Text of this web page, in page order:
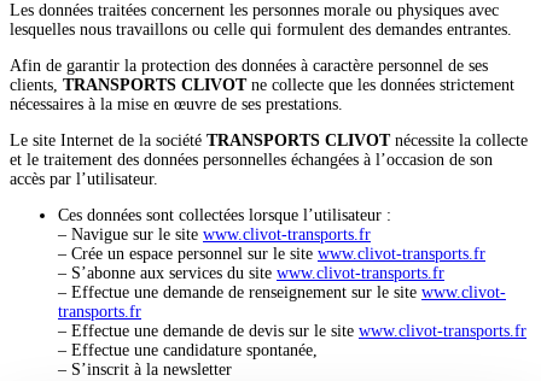
Les données traitées concernent les personnes morale ou physiques avec
lesquelles nous travaillons ou celle qui formulent des demandes entrantes.
Afin de garantir la protection des données à caractère personnel de ses
clients, TRANSPORTS CLIVOTne collecte que les données strictement
nécessaires à la mise en œuvre de ses prestations.
Le site Internet de la société TRANSPORTS CLIVOTnécessite la collecte
et le traitement des données personnelles échangées à l’occasion de son
accès par l’utilisateur.
Ces données sont collectées lorsque l’utilisateur :
– Navigue sur le site www.clivot-transports.fr
– Crée un espace personnel sur le site www.clivot-transports.fr
– S’abonne aux services du site www.clivot-transports.fr
– Effectue une demande de renseignement sur le site www.clivot-
transports.fr
– Effectue une demande de devis sur le site www.clivot-transports.fr
– Effectue une candidature spontanée,
– S’inscrit à la newsletter